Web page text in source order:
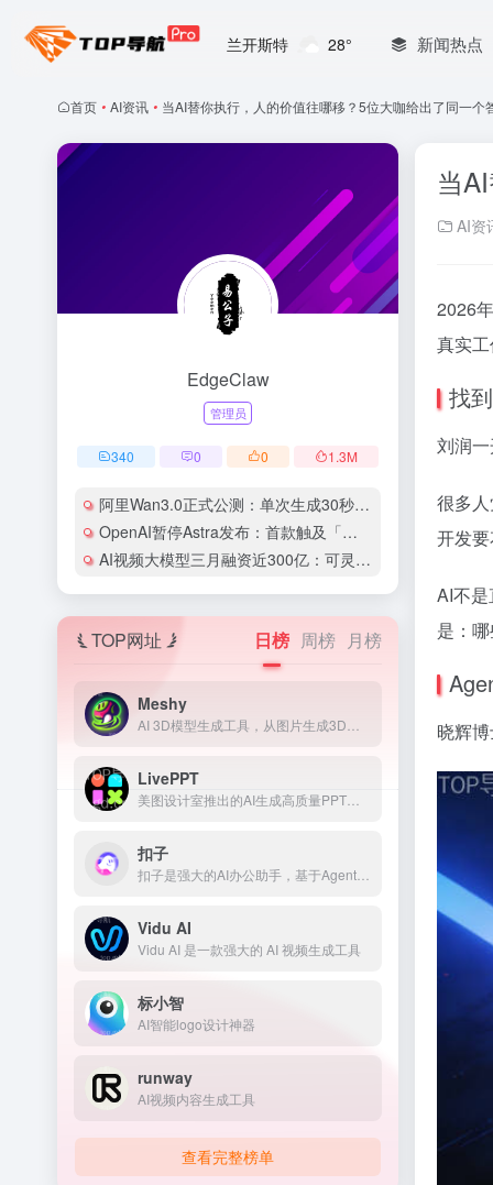
兰开斯特 28° 新闻热点
首页 • AI资讯 • 当AI替你执行，人的价值往哪移？5位大咖给出了同一个
当
AI资
2026
真实
找
刘润
很多
开发
AI不
是：
晓辉
EdgeClaw
管理员
340 0 0 1.3M
阿里Wan3.0正式公测：单次生成30秒视频，AI短片创作进入「镜头语言」时代
OpenAI暂停Astra发布：首款触及「关键」网络安全级别的AI模型意味着什么
AI视频大模型三月融资近300亿：可灵AI估值剑指180亿美元
TOP网址 日榜 周榜 月榜
Meshy
LivePPT
扣子
Vidu AI
Vidu AI 是一款强大的 AI 视频生成工具
标小智
AI智能logo设计神器
runway
AI视频内容生成工具
查看完整榜单